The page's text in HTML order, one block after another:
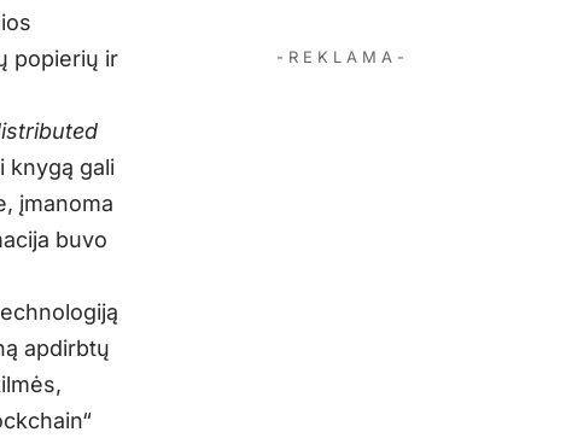
popierių ir
knygą gali
įmanoma
buvo
apdirbtų
- R E K L A M A -